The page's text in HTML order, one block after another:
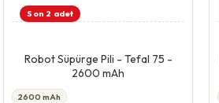
Son 2 adet
Robot Süpürge Pili - Tefal 75 -
2600 mAh
2600 mAh